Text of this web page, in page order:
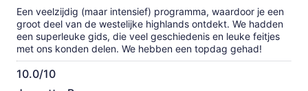
Een veelzijdig (maar intensief) programma, waardoor je een
groot deel van de westelijke highlands ontdekt. We hadden
een superleuke gids, die veel geschiedenis en leuke feitjes
met ons konden delen. We hebben een topdag gehad!
10.0/10
10.0